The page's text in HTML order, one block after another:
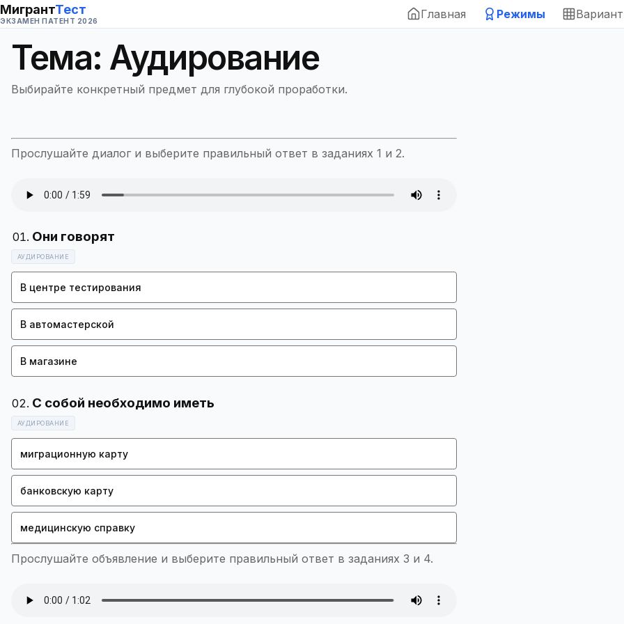
МигрантТест
ЭКЗАМЕН ПАТЕНТ 2026 Главная Режимы
Тема: Аудирование
Выбирайте конкретный предмет для глубокой проработки.
Прослушайте диалог и выберите правильный ответ в заданиях 1 и 2.
АУДИРОВАНИЕ
В центре тестирования
В автомастерской
В магазине
АУДИРОВАНИЕ
миграционную карту
банковскую карту
медицинскую справку
Прослушайте объявление и выберите правильный ответ в заданиях 3 и 4.